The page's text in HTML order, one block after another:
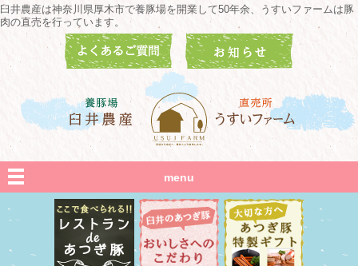
臼井農産は神奈川県厚木市で養豚場を開業して50年余、うすいファームは豚
肉の直売を行っています。
menu